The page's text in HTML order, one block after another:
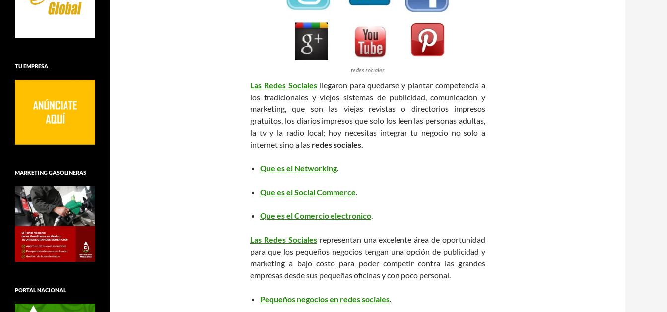
redes sociales
Las Redes Socialesllegaron para quedarse y plantar competencia a
los tradicionales y viejos sistemas de publicidad, comunicacion y
marketing, que son las viejas revistas o directorios impresos
gratuitos, los diarios impresos que solo los leen las personas adultas,
la tv y la radio local; hoy necesitas integrar tu negocio no solo a
internet sino a las redes sociales.
Que es el Networking.
Que es el Social Commerce.
Que es el Comercio electronico.
Las Redes Socialesrepresentan una excelente área de oportunidad
para que los pequeños negocios tengan una opción de publicidad y
marketing a bajo costo para poder competir contra las grandes
empresas desde sus pequeñas oficinas y con poco personal.
Pequeños negocios en redes sociales.
TU EMPRESA
MARKETING GASOLINERAS
PORTAL NACIONAL